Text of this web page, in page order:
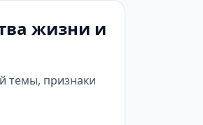
жизни и
темы, признаки